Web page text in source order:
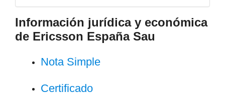
Información jurídica y económica
de Ericsson España Sau
Nota Simple
Certificado